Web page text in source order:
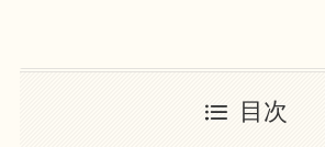
目次